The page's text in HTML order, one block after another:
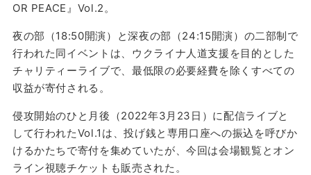
OR PEACE』Vol.2。
夜の部（18:50開演）と深夜の部（24:15開演）の二部制で
行われた同イベントは、ウクライナ人道支援を目的とした
チャリティーライブで、最低限の必要経費を除くすべての
収益が寄付される。
侵攻開始のひと月後（2022年3月23日）に配信ライブと
して行われたVol.1は、投げ銭と専用口座への振込を呼びか
けるかたちで寄付を集めていたが、今回は会場観覧とオン
ライン視聴チケットも販売された。